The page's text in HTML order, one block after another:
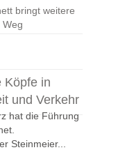
bringt weitere
Weg
Köpfe in
und Verkehr
hat die Führung
Steinmeier...